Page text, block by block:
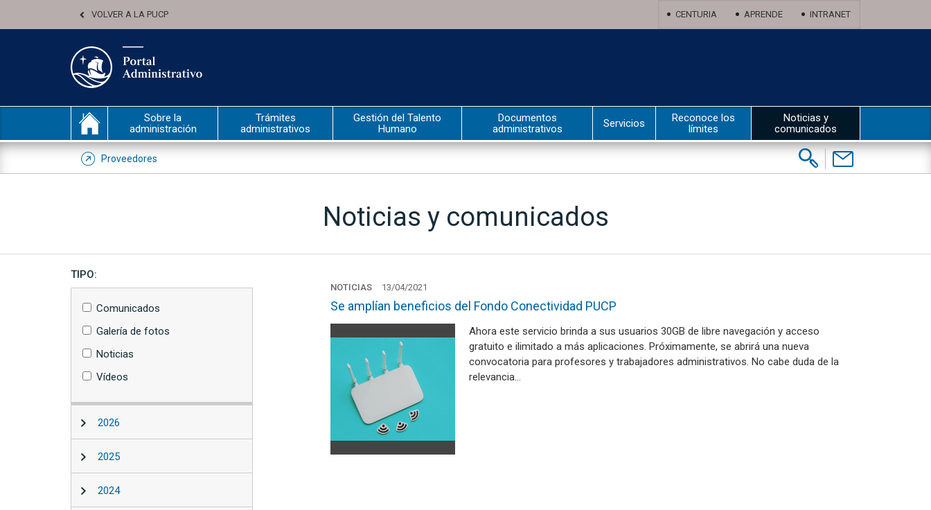
VOLVER A LA PUCP CENTURIA APRENDE INTRANET
Sobre la
administración
Trámites
administrativos
Gestión del Talento
Humano
Documentos
administrativos
Servicios
Reconoce los
límites
Noticias y
comunicados
Proveedores Buscar:
Contáctenos
Noticias y comunicados
TIPO:
Comunicados
Galería de fotos
Noticias
Vídeos
2026
2025
2024
NOTICIAS 13/04/2021
Se amplían beneficios del Fondo Conectividad PUCP
Ahora este servicio brinda a sus usuarios 30GB de libre navegación y acceso
gratuito e ilimitado a más aplicaciones. Próximamente, se abrirá una nueva
convocatoria para profesores y trabajadores administrativos. No cabe duda de la
relevancia…